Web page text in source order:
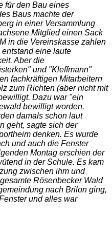
für den Bau eines
Baus machte der
in einer Versammlung
Mitglied einen Sack
in die Vereinskasse zahlen
eine laute
Aber die
und "Kleffmann"
fachkräftigen Mitarbeitern
zum Richten (aber nicht mit
Dazu war "ein
bewilligt worden.
damals schon laut
geht, sagte sich der
denken. Es wurde
und auch die Fenster
Montag erschien der
in der Schule. Es kam
zwischen ihm und
Rösenbecker Wald
nach Brilon ging,
und alles war